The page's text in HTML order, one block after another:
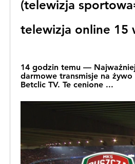
(telewizja
telewizja online 15
14 godzin temu —
darmowe transmisje na żywo
Betclic TV. Te cenione ...